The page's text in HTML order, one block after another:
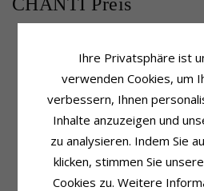
Produktinformation
Herrenring
Rhodiniertem Silber
Oberfläche:
Polierter Und Gebürsteter
Lieferzeit
Größe Auf Lager: 4-5 Werktage
Ihre Privatsphäre ist
verwenden Cookies, um
verbessern, Ihnen
Inhalte anzuzeigen und
zu analysieren. Indem Sie
klicken, stimmen Sie
Cookies zu. Weitere